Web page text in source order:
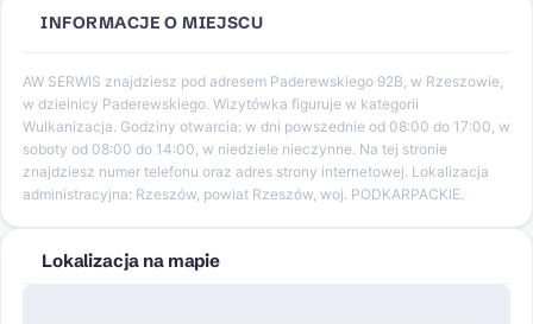
INFORMACJE O MIEJSCU
AW SERWIS znajdziesz pod adresem Paderewskiego 92B, w Rzeszowie,
w dzielnicy Paderewskiego. Wizytówka figuruje w kategorii
Wulkanizacja. Godziny otwarcia: w dni powszednie od 08:00 do 17:00, w
soboty od 08:00 do 14:00, w niedziele nieczynne. Na tej stronie
znajdziesz numer telefonu oraz adres strony internetowej. Lokalizacja
administracyjna: Rzeszów, powiat Rzeszów, woj. PODKARPACKIE.
Lokalizacja na mapie